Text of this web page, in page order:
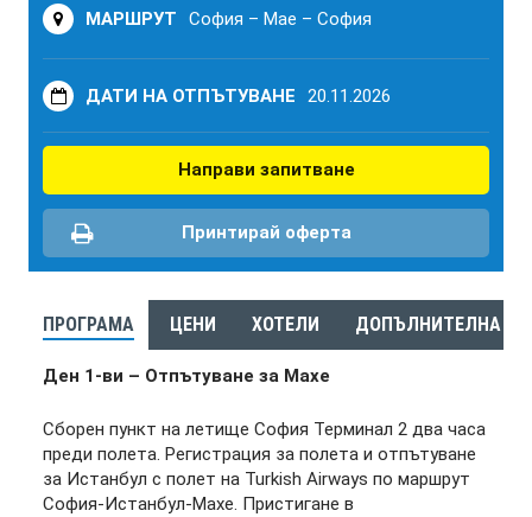
МАРШРУТ София – Мае – София
ДАТИ НА ОТПЪТУВАНЕ 20.11.2026
Направи запитване
Принтирай оферта
ПРОГРАМА ЦЕНИ ХОТЕЛИ ДОПЪЛНИТЕЛНА
Ден 1-ви – Отпътуване за Махе
Сборен пункт на летище София Терминал 2 два часа
преди полета. Регистрация за полета и отпътуване
за Истанбул с полет на Turkish Airways по маршрут
София-Истанбул-Махе. Пристигане в